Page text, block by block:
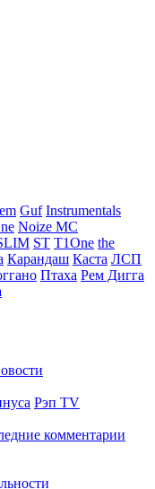
Guf Instrumentals
Noize MC
ST T1One the
Карандаш Каста ЛСП
Птаха Рем Дигга
Рэп TV
комментарии